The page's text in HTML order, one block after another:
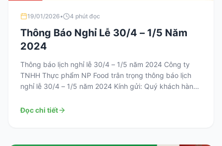
19/01/2026• 4 phút đọc
Thông Báo Nghỉ Lễ 30/4 – 1/5 Năm
2024
Thông báo lịch nghỉ lễ 30/4 – 1/5 năm 2024 Công ty
TNHH Thực phẩm NP Food trân trọng thông báo lịch
nghỉ lễ 30/4 – 1/5 năm 2024 Kính gửi: Quý khách hàng,
thực phẩm NP FOOD chúng tôi xin gửi lời […]
Đọc chi tiết